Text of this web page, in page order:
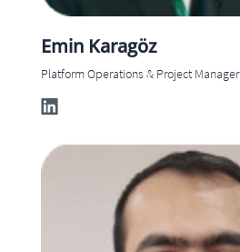
Emin Karagöz
Platform Operations & Project Manager